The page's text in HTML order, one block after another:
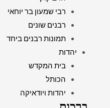
רבי שמעון בר יוחאי
רבנים שונים
תמונות רבנים ביחד
יהדות
בית המקדש
הכותל
יהדות ויודאיקה